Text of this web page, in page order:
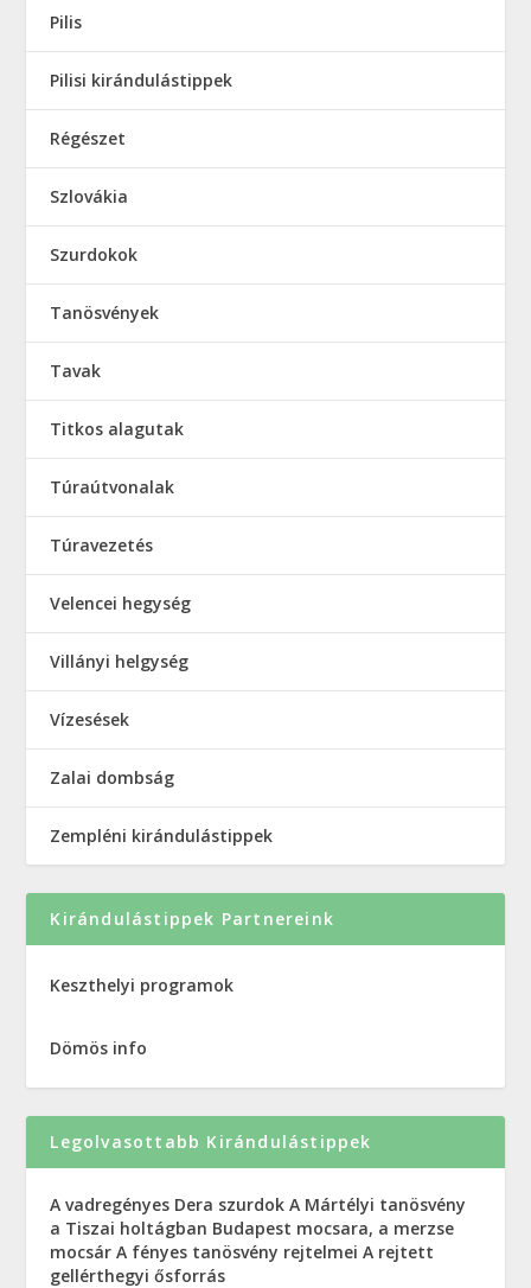
Pilis
Pilisi kirándulástippek
Régészet
Szlovákia
Szurdokok
Tanösvények
Tavak
Titkos alagutak
Túraútvonalak
Túravezetés
Velencei hegység
Villányi helgység
Vízesések
Zalai dombság
Zempléni kirándulástippek
Kirándulástippek Partnereink
Keszthelyi programok
Dömös info
Legolvasottabb Kirándulástippek
A vadregényes Dera szurdok A Mártélyi tanösvény
a Tiszai holtágban Budapest mocsara, a merzse
mocsár A fényes tanösvény rejtelmei A rejtett
gellérthegyi ősforrás